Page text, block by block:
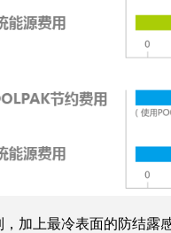
上最冷表面的防结露